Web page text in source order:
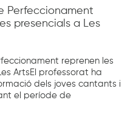
Perfeccionament
presencials a Les
reprenen les
ArtsEl professorat ha
dels joves cantants i
el període de